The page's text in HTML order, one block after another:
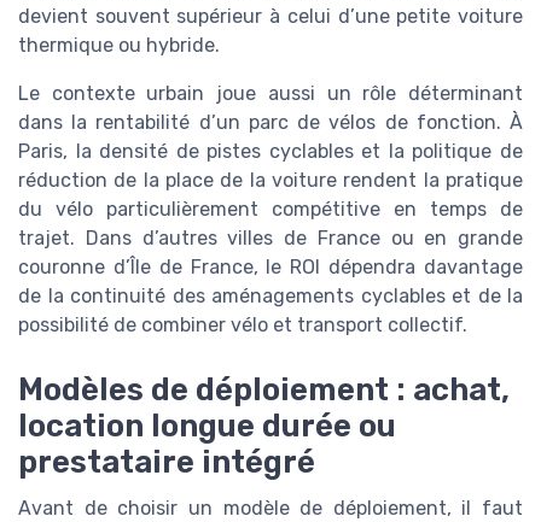
devient souvent supérieur à celui d’une petite voiture
thermique ou hybride.
Le contexte urbain joue aussi un rôle déterminant
dans la rentabilité d’un parc de vélos de fonction. À
Paris, la densité de pistes cyclables et la politique de
réduction de la place de la voiture rendent la pratique
du vélo particulièrement compétitive en temps de
trajet. Dans d’autres villes de France ou en grande
couronne d’Île de France, le ROI dépendra davantage
de la continuité des aménagements cyclables et de la
possibilité de combiner vélo et transport collectif.
Modèles de déploiement : achat,
location longue durée ou
prestataire intégré
Avant de choisir un modèle de déploiement, il faut